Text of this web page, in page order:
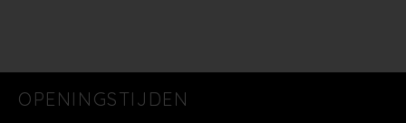
OPENINGSTIJDEN